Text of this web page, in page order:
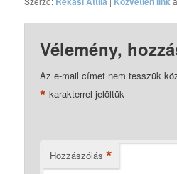
Vélemény,
Az e-mail címet nem tesszük
* karakterrel jelöltük
Hozzászólás *